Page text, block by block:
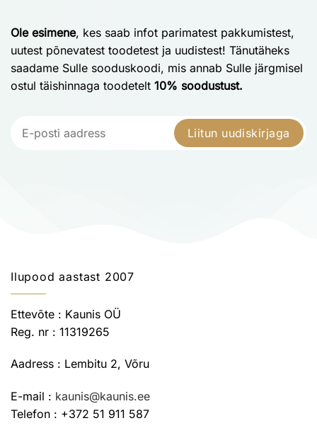
Ole esimene, kes saab infot parimatest pakkumistest,
uutest põnevatest toodetest ja uudistest! Tänutäheks
saadame Sulle sooduskoodi, mis annab Sulle järgmisel
ostul täishinnaga toodetelt 10% soodustust.
Liitun uudiskirjaga
Ilupood aastast 2007
Ettevõte : Kaunis OÜ
Reg. nr : 11319265
Aadress : Lembitu 2, Võru
E-mail : kaunis@kaunis.ee
Telefon : +372 51 911 587